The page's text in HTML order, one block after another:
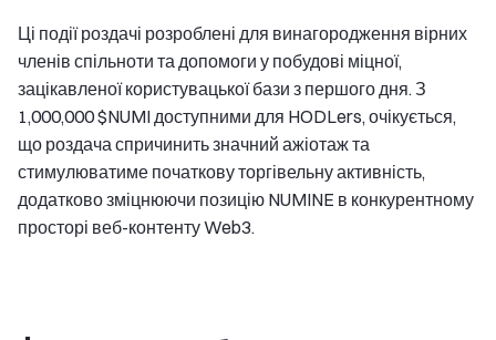
Ці події роздачі розроблені для винагородження вірних
членів спільноти та допомоги у побудові міцної,
зацікавленої користувацької бази з першого дня. З
1,000,000 $NUMI доступними для HODLers, очікується,
що роздача спричинить значний ажіотаж та
стимулюватиме початкову торгівельну активність,
додатково зміцнюючи позицію NUMINE в конкурентному
просторі веб-контенту Web3.